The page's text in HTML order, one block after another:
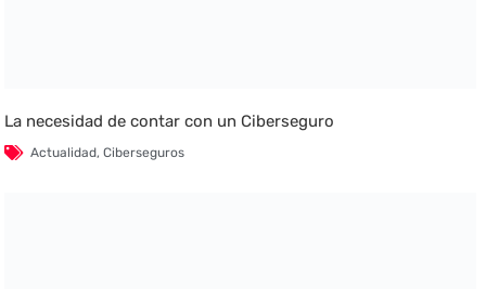
La necesidad de contar con un Ciberseguro
Actualidad,Ciberseguros